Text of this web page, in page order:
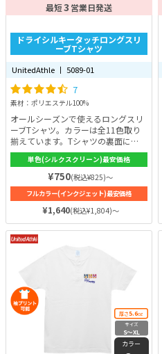
最短3 営業日発送
ドライシルキータッチロングスリ
ーブTシャツ
UnitedAthle 丨 5089-01
7
素材：ポリエステル100%
オールシーズンで使えるロングスリ
ーブTシャツ。カラーは全11色取り
揃えています。Tシャツの裏面に
は、凸凹構造を採用し生地の肌離れ
率が高くなっています。また、肌に
縫い目が当たることを防ぐ、肩端か
ら肩端までの裏側の縫い目にある襟
ふせテープがポイントでシルクのよ
うなすべすべとした肌触りを実現。
厚さとやわらかさの両立にこだわっ
た生地は長くタフに着用出来ます！
単色(シルクスクリーン)最安価格
¥750(税込¥825)～
フルカラー(インクジェット)最安価格
¥1,640(税込¥1,804)～
厚さ5.6oz
サイズ
S〜XL
カラー